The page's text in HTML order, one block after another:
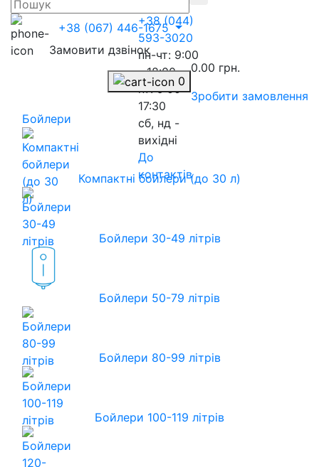
+38 (044)
593-3020
пн-чт: 9:00
- 18:00
пт: 9:00 -
17:30
сб, нд -
вихідні
До
контактів
+38 (067) 446-1675
Замовити дзвінок
0
0.00 грн.
Зробити замовлення
Бойлери
Компактні бойлери (до 30 л)
Бойлери 30-49 літрів
Бойлери 50-79 літрів
Бойлери 80-99 літрів
Бойлери 100-119 літрів